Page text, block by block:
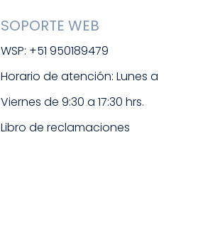
SOPORTE WEB
WSP: +51 950189479
Horario de atención: Lunes a
Viernes de 9:30 a 17:30 hrs.
Libro de reclamaciones